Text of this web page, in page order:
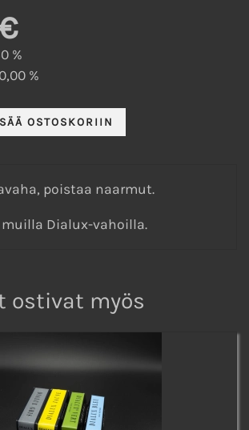
%
%
poistaa naarmut.
Dialux-vahoilla.
ostivat myös